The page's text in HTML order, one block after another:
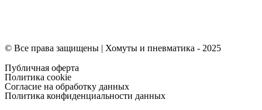
© Все права защищены | Хомуты и пневматика - 2025
Публичная оферта
Политика cookie
Согласие на обработку данных
Политика конфиденциальности данных